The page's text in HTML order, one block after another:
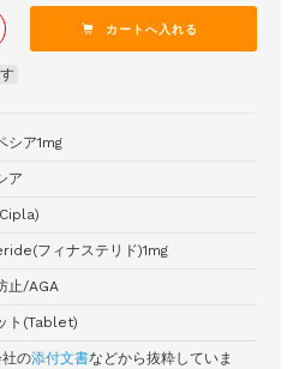
シア1mg
ア
フィナステリド)1mg
止/AGA
ト(Tablet)
の添付文書などから抜粋していま